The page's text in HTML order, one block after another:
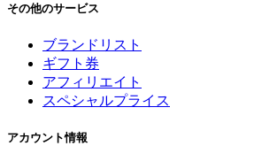
その他のサービス
ブランドリスト
ギフト券
アフィリエイト
スペシャルプライス
アカウント情報